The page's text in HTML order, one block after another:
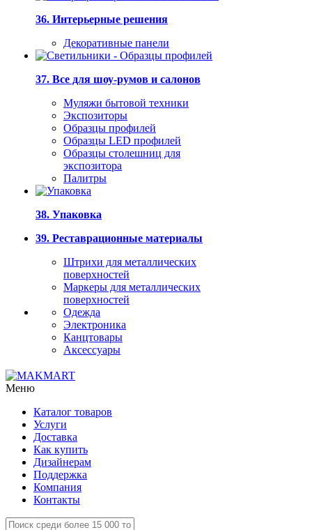
36. Интерьерные решения
Декоративные панели
37. Все для шоу-румов и салонов
Муляжи бытовой техники
Экспозиторы
Образцы профилей
Образцы LED профилей
Образцы столешниц для
экспозитора
Палитры
38. Упаковка
39. Реставрационные материалы
Штрихи для металлических
поверхностей
Маркеры для металлических
поверхностей
Одежда
Электроника
Канцтовары
Аксессуары
Меню
Каталог товаров
Услуги
Доставка
Как купить
Дизайнерам
Поддержка
Компания
Контакты